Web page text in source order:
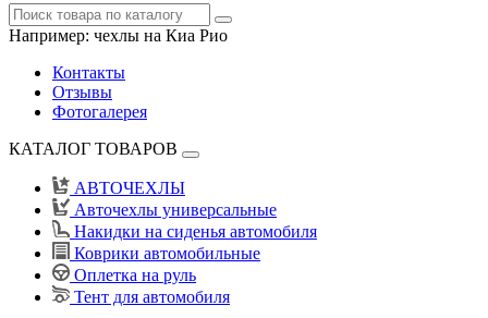
Например: чехлы на Киа Рио
Контакты
Отзывы
Фотогалерея
КАТАЛОГ ТОВАРОВ
АВТОЧЕХЛЫ
Авточехлы универсальные
Накидки на сиденья автомобиля
Коврики автомобильные
Оплетка на руль
Тент для автомобиля